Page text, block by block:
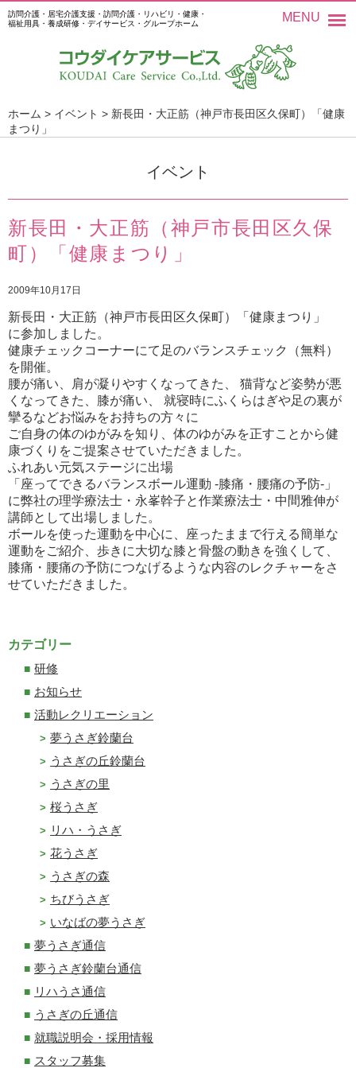
訪問介護・居宅介護支援・訪問介護・リハビリ・健康・
福祉用具・養成研修・デイサービス・グループホーム
MENU
ホーム > イベント > 新長田・大正筋（神戸市長田区久保町）「健康
まつり」
イベント
新長田・大正筋（神戸市長田区久保
町）「健康まつり」
2009年10月17日
新長田・大正筋（神戸市長田区久保町）「健康まつり」
に参加しました。
健康チェックコーナーにて足のバランスチェック（無料）
を開催。
腰が痛い、肩が凝りやすくなってきた、 猫背など姿勢が悪
くなってきた、膝が痛い、 就寝時にふくらはぎや足の裏が
攣るなどお悩みをお持ちの方々に
ご自身の体のゆがみを知り、体のゆがみを正すことから健
康づくりをご提案させていただきました。
ふれあい元気ステージに出場
「座ってできるバランスボール運動 -膝痛・腰痛の予防-」
に弊社の理学療法士・永峯幹子と作業療法士・中間雅伸が
講師として出場しました。
ボールを使った運動を中心に、座ったままで行える簡単な
運動をご紹介、歩きに大切な膝と骨盤の動きを強くして、
膝痛・腰痛の予防につなげるような内容のレクチャーをさ
せていただきました。
カテゴリー
研修
お知らせ
活動レクリエーション
夢うさぎ鈴蘭台
うさぎの丘鈴蘭台
うさぎの里
桜うさぎ
リハ・うさぎ
花うさぎ
うさぎの森
ちびうさぎ
いなばの夢うさぎ
夢うさぎ通信
夢うさぎ鈴蘭台通信
リハうさ通信
うさぎの丘通信
就職説明会・採用情報
スタッフ募集